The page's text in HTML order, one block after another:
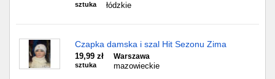
sztuka łódzkie
Czapka damska i szal Hit Sezonu Zima
19,99 zł
sztuka
Warszawa
mazowieckie